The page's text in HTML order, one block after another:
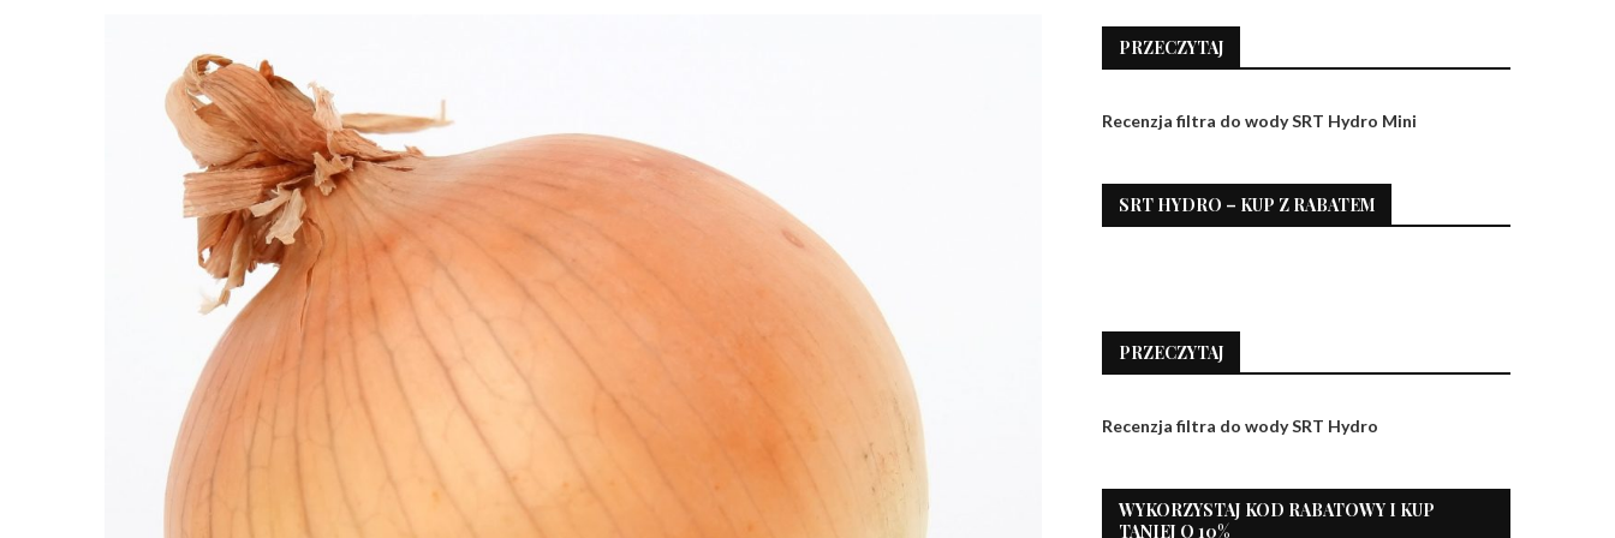
PRZECZYTAJ
Recenzja filtra do wody SRT Hydro Mini
SRT HYDRO – KUP Z RABATEM
PRZECZYTAJ
Recenzja filtra do wody SRT Hydro
WYKORZYSTAJ KOD RABATOWY I KUP
TANIEJ O 10%